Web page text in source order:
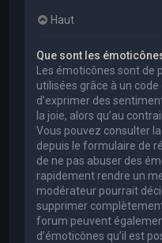
Haut
Que sont les
Les émoticônes sont
utilisées grâce à un
d’exprimer des
la joie, alors qu’au
Vous pouvez consulter
depuis le formulaire de
de ne pas abuser des
rapidement rendre un
modérateur pourrait
supprimer
forum peuvent
d’émoticônes qu’il est